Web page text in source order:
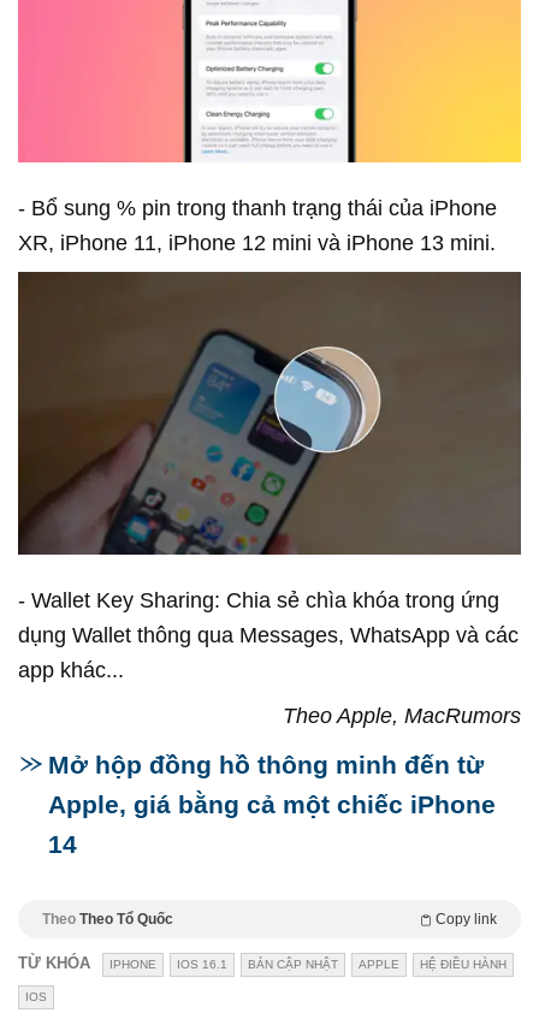
- Bổ sung % pin trong thanh trạng thái của iPhone
XR, iPhone 11, iPhone 12 mini và iPhone 13 mini.
- Wallet Key Sharing: Chia sẻ chìa khóa trong ứng
dụng Wallet thông qua Messages, WhatsApp và các
app khác...
Theo Apple, MacRumors
Mở hộp đồng hồ thông minh đến từ
Apple, giá bằng cả một chiếc iPhone
14
Theo Theo Tổ Quốc Copy link
TỪ KHÓA IPHONE IOS 16.1 BẢN CẬP NHẬT APPLE HỆ ĐIỀU HÀNH
IOS